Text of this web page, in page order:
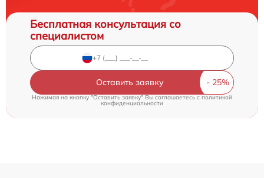
Бесплатная консультация со
специалистом
Оставить заявку
Нажимая на кнопку "Оставить заявку" Вы соглашаетесь cполитикой
конфиденциальности